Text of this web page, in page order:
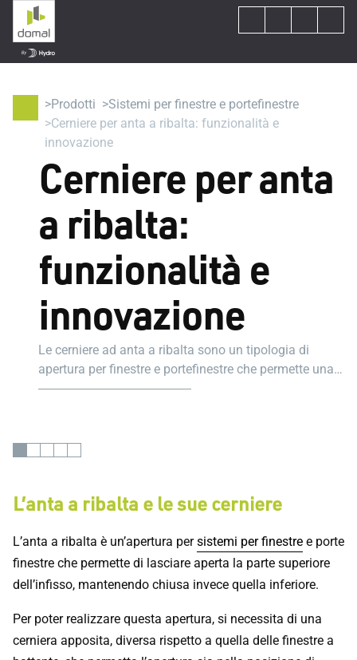
Prodotti
Sistemi per finestre e portefinestre
Cerniere per anta a ribalta: funzionalità e
innovazione
Cerniere per anta
a ribalta:
funzionalità e
innovazione
Le cerniere ad anta a ribalta sono un tipologia di
apertura per finestre e portefinestre che permette una
doppia apertura dell’infisso a battente o a ribalta.
L’anta a ribalta e le sue cerniere
L’anta a ribalta è un’apertura persistemi per finestre e porte
finestre che permette di lasciare aperta la parte superiore
dell’infisso, mantenendo chiusa invece quella inferiore.
Per poter realizzare questa apertura, si necessita di una
cerniera apposita, diversa rispetto a quella delle finestre a